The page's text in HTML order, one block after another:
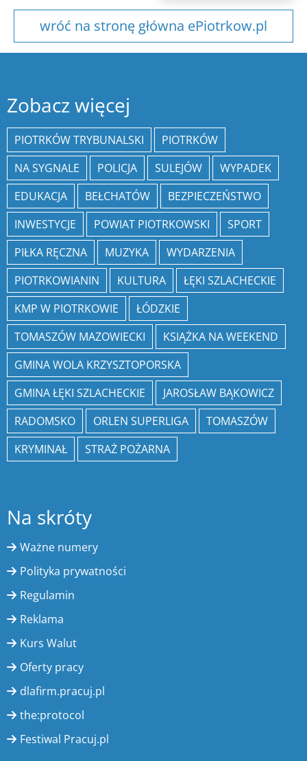
wróć na stronę główna ePiotrkow.pl
Zobacz więcej
PIOTRKÓW TRYBUNALSKI
PIOTRKÓW
NA SYGNALE
POLICJA SULEJÓW
WYPADEK
EDUKACJA
BEŁCHATÓW
BEZPIECZEŃSTWO
INWESTYCJE
POWIAT PIOTRKOWSKI
SPORT
PIŁKA RĘCZNA
MUZYKA
WYDARZENIA
PIOTRKOWIANIN
KULTURA
ŁĘKI SZLACHECKIE
KMP W PIOTRKOWIE
ŁÓDZKIE
TOMASZÓW MAZOWIECKI
KSIĄŻKA NA WEEKEND
GMINA WOLA KRZYSZTOPORSKA
GMINA ŁĘKI SZLACHECKIE
JAROSŁAW BĄKOWICZ
RADOMSKO
ORLEN SUPERLIGA
TOMASZÓW
KRYMINAŁ
STRAŻ POŻARNA
Na skróty
Ważne numery
Polityka prywatności
Regulamin
Reklama
Kurs Walut
Oferty pracy
dlafirm.pracuj.pl
the:protocol
Festiwal Pracuj.pl